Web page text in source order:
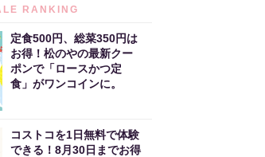
RANKING
定食500円、総菜350円は
お得！松のやの最新クー
ポンで「ロースかつ定
食」がワンコインに。
コストコを1日無料で体験
できる！8月30日までお得